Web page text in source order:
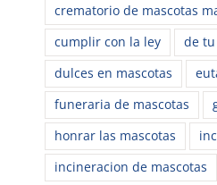
crematorio de mascotas
cumplir con la ley
de tu
dulces en mascotas
funeraria de mascotas
honrar las mascotas
incineracion de mascotas